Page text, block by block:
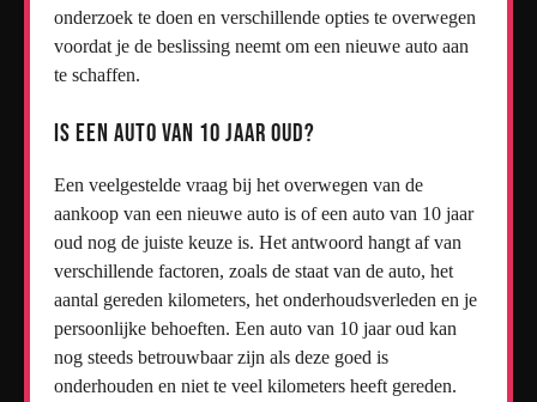
onderzoek te doen en verschillende opties te overwegen
voordat je de beslissing neemt om een nieuwe auto aan
te schaffen.
Is een auto van 10 jaar oud?
Een veelgestelde vraag bij het overwegen van de
aankoop van een nieuwe auto is of een auto van 10 jaar
oud nog de juiste keuze is. Het antwoord hangt af van
verschillende factoren, zoals de staat van de auto, het
aantal gereden kilometers, het onderhoudsverleden en je
persoonlijke behoeften. Een auto van 10 jaar oud kan
nog steeds betrouwbaar zijn als deze goed is
onderhouden en niet te veel kilometers heeft gereden.